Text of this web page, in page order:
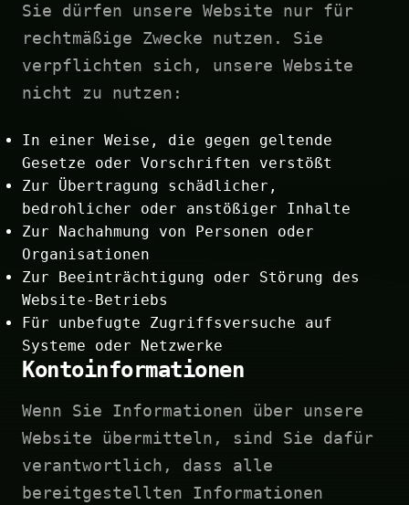
Sie dürfen unsere Website nur für
rechtmäßige Zwecke nutzen. Sie
verpflichten sich, unsere Website
nicht zu nutzen:
In einer Weise, die gegen geltende
Gesetze oder Vorschriften verstößt
Zur Übertragung schädlicher,
bedrohlicher oder anstößiger Inhalte
Zur Nachahmung von Personen oder
Organisationen
Zur Beeinträchtigung oder Störung des
Website-Betriebs
Für unbefugte Zugriffsversuche auf
Systeme oder Netzwerke
Kontoinformationen
Wenn Sie Informationen über unsere
Website übermitteln, sind Sie dafür
verantwortlich, dass alle
bereitgestellten Informationen